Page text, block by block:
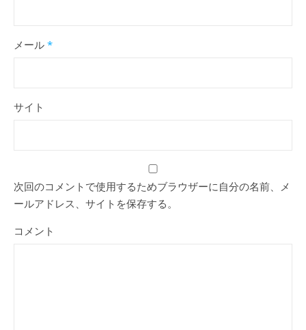
メール *
サイト
次回のコメントで使用するためブラウザーに自分の名前、メ
ールアドレス、サイトを保存する。
コメント